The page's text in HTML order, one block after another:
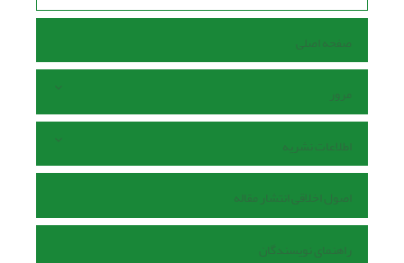
صفحه اصلی
مرور
اطلاعات نشریه
اصول اخلاقی انتشار مقاله
راهنمای نویسندگان